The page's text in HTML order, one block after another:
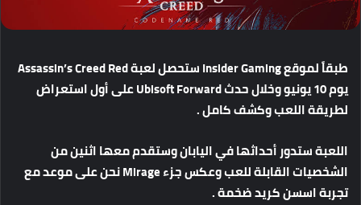
طبقاًلموقع ستحصللعبةAssassin’s Creed Red
يوم
يونيووخلالحدث علىأولاستعراض
لطريقةاللعبوكشفكامل.
اللعبةستدورأحداثهافياليابانوستقدممعهااثنينمن
الشخصياتالقابلةللعبوعكسجزء نحنعلىموعدمع
تجربةاسسنكريدضخمة.